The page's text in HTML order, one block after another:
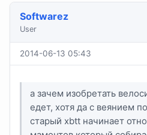
Softwarez
User
2014-06-13 05:43
а зачем изобретать
едет, хотя да с веянием
старый xbtt начинает